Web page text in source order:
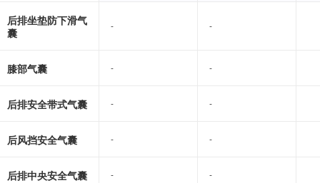
后排坐垫防下滑气
囊
- -
膝部气囊 - -
后排安全带式气囊 - -
后风挡安全气囊 - -
后排中央安全气囊 - -
- -
- -
- -
- -
- -